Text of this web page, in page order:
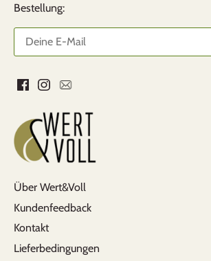
Bestellung:
Über Wert&Voll
Kundenfeedback
Kontakt
Lieferbedingungen